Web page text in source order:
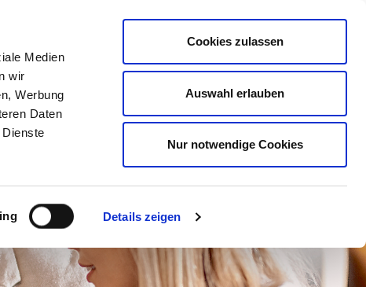
Medien
wir
Werbung
Daten
Details zeigen
Cookies zulassen
Auswahl erlauben
Nur notwendige Cookies
BERATEN AUSZEICHNEN